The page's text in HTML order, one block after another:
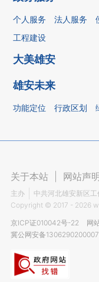
个人服务 法人服务
工程建设
大美雄安
雄安未来
功能定位 行政区划
关于本站 网站声明
主办
中共河北雄安新区
Copyright © 2017 - 2026
京ICP证010042号-22
网
冀公网安备